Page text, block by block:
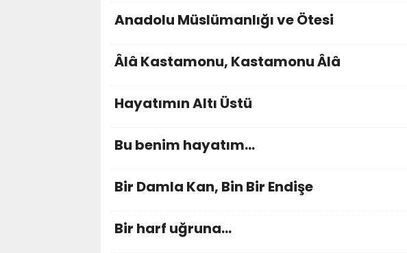
Anadolu Müslümanlığı ve Ötesi
Âlâ Kastamonu, Kastamonu Âlâ
Hayatımın Altı Üstü
Bu benim hayatım...
Bir Damla Kan, Bin Bir Endişe
Bir harf uğruna...